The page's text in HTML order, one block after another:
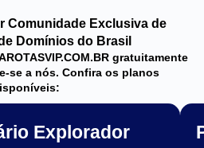
Comunidade Exclusiva de
Domínios do Brasil
gratuitamente
se a nós. Confira os planos
Explorador